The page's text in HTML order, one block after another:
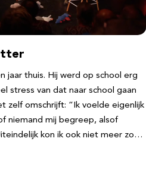
jaar thuis. Hij werd op school erg
stress van dat naar school gaan
zelf omschrijft: “Ik voelde eigenlijk
niemand mij begreep, alsof
kon ik ook niet meer zo…